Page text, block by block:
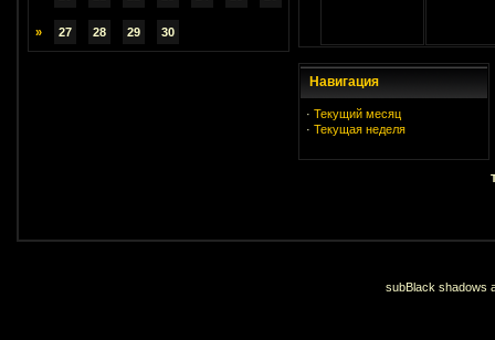
» 27 28 29 30
Навигация
· Текущий месяц
· Текущая неделя
subBlack shadows